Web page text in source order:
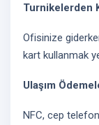
Turnikelerden
Ofisinize
kart kullanmak
Ulaşım
NFC, cep